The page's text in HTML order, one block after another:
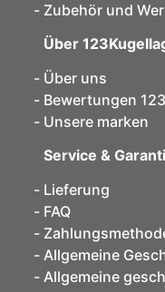
Zubehör und
Über
Über uns
Bewertungen
Unsere marken
Service &
Lieferung
FAQ
Allgemeine
Allgemeine